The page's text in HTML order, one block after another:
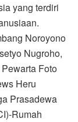
yang terdiri
Noroyono
Nugroho,
Foto
Heru
Prasadewa
Rumah